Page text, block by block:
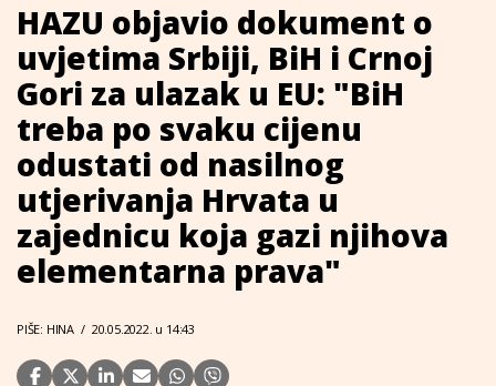
HAZU objavio dokument o
uvjetima Srbiji, BiH i Crnoj
Gori za ulazak u EU: "BiH
treba po svaku cijenu
odustati od nasilnog
utjerivanja Hrvata u
zajednicu koja gazi njihova
elementarna prava"
PIŠE: HINA / 20.05.2022. u 14:43